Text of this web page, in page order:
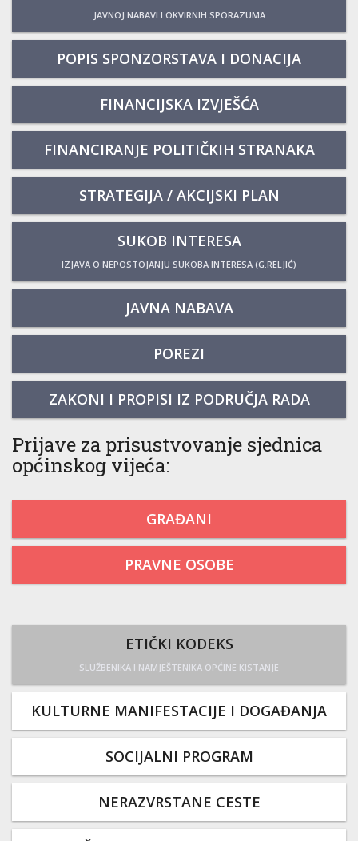
JAVNOJ NABAVI I OKVIRNIH SPORAZUMA
POPIS SPONZORSTAVA I DONACIJA
FINANCIJSKA IZVJEŠĆA
FINANCIRANJE POLITIČKIH STRANAKA
STRATEGIJA / AKCIJSKI PLAN
SUKOB INTERESA
IZJAVA O NEPOSTOJANJU SUKOBA INTERESA (G.RELJIĆ)
JAVNA NABAVA
POREZI
ZAKONI I PROPISI IZ PODRUČJA RADA
Prijave za prisustvovanje sjednica
općinskog vijeća:
GRAĐANI
PRAVNE OSOBE
ETIČKI KODEKS
SLUŽBENIKA I NAMJEŠTENIKA OPĆINE KISTANJE
KULTURNE MANIFESTACIJE I DOGAĐANJA
SOCIJALNI PROGRAM
NERAZVRSTANE CESTE